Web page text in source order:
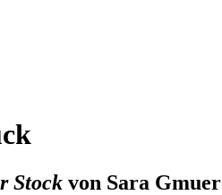
Stock von Sara Gmuer